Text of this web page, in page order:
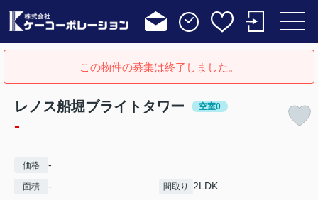
この物件の募集は終了しました。
レノス船堀ブライトタワー 空室0
-
価格 -
面積 - 間取り 2LDK